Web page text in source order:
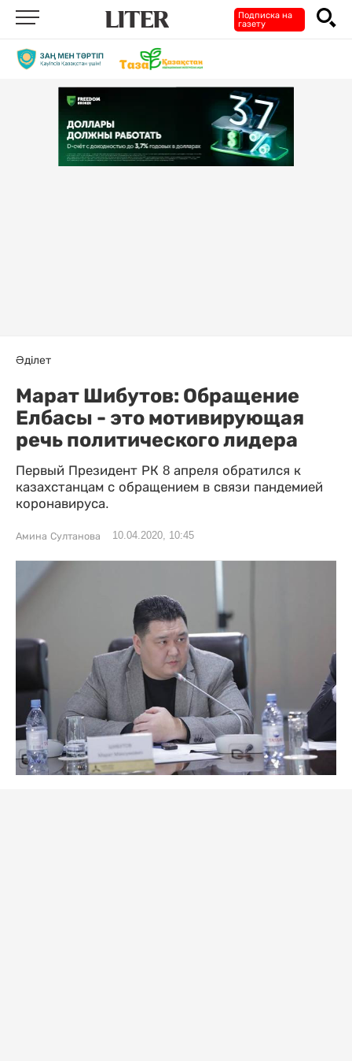
Подписка на
газету
Әділет
Марат Шибутов: Обращение
Елбасы - это мотивирующая
речь политического лидера
Первый Президент РК 8 апреля обратился к
казахстанцам с обращением в связи пандемией
коронавируса.
Амина Султанова 10.04.2020, 10:45